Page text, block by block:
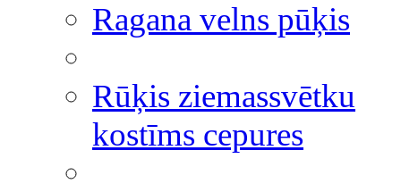
Ragana velns pūķis
Rūķis ziemassvētku
kostīms cepures